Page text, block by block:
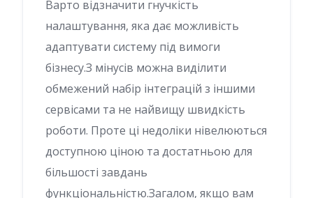
Варто відзначити гнучкість
налаштування, яка дає можливість
адаптувати систему під вимоги
бізнесу.З мінусів можна виділити
обмежений набір інтеграцій з іншими
сервісами та не найвищу швидкість
роботи. Проте ці недоліки нівелюються
доступною ціною та достатньою для
більшості завдань
функціональністю.Загалом, якщо вам